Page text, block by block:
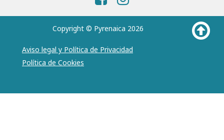
Copyright © Pyrenaica 2026
Aviso legal y Política de Privacidad
Política de Cookies